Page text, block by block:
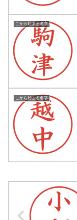
こから始まる名字
こから始まる名字